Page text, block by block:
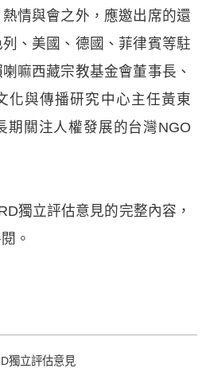
情與會之外，應邀出席的還
、美國、德國、菲律賓等駐
嘛西藏宗教基金會董事長、
化與傳播研究中心主任黃東
期關注人權發展的台灣NGO
獨立評估意見的完整內容，
。
獨立評估意見